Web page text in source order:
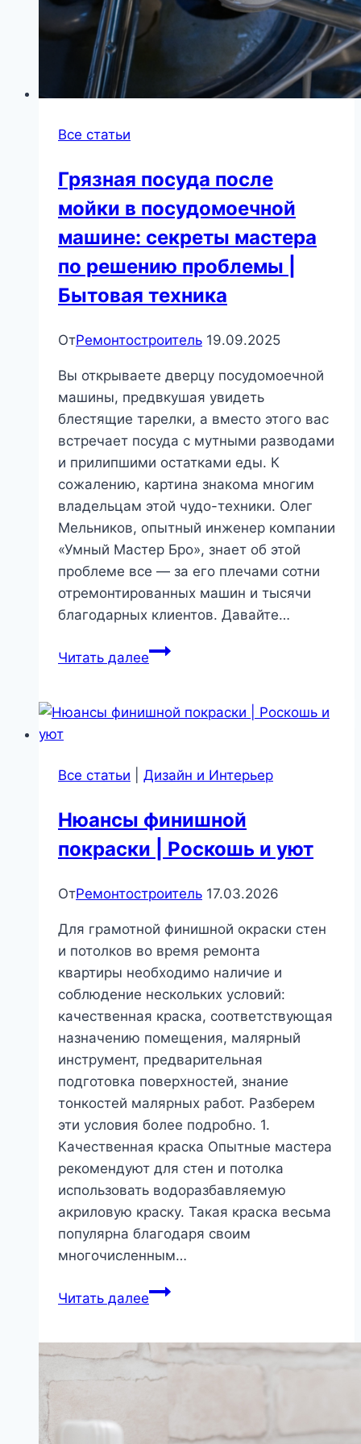
Все статьи
Грязная посуда после
мойки в посудомоечной
машине: секреты мастера
по решению проблемы |
Бытовая техника
ОтРемонтостроитель 19.09.2025
Вы открываете дверцу посудомоечной
машины, предвкушая увидеть
блестящие тарелки, а вместо этого вас
встречает посуда с мутными разводами
и прилипшими остатками еды. К
сожалению, картина знакома многим
владельцам этой чудо-техники. Олег
Мельников, опытный инженер компании
«Умный Мастер Бро», знает об этой
проблеме все — за его плечами сотни
отремонтированных машин и тысячи
благодарных клиентов. Давайте…
Читать далееГрязная
мойки
машине:
мастера
по
проблемы
Бытовая
техника
Все статьи Дизайн и Интерьер
Нюансы финишной
покраски | Роскошь и уют
ОтРемонтостроитель 17.03.2026
Для грамотной финишной окраски стен
и потолков во время ремонта
квартиры необходимо наличие и
соблюдение нескольких условий:
качественная краска, соответствующая
назначению помещения, малярный
инструмент, предварительная
подготовка поверхностей, знание
тонкостей малярных работ. Разберем
эти условия более подробно. 1.
Качественная краска Опытные мастера
рекомендуют для стен и потолка
использовать водоразбавляемую
акриловую краску. Такая краска весьма
популярна благодаря своим
многочисленным…
Читать далееНюансы
|
Роскошь